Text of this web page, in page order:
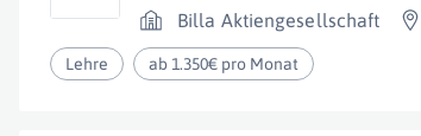
Billa Aktiengesellschaft
Lehre ab 1.350€ pro Monat